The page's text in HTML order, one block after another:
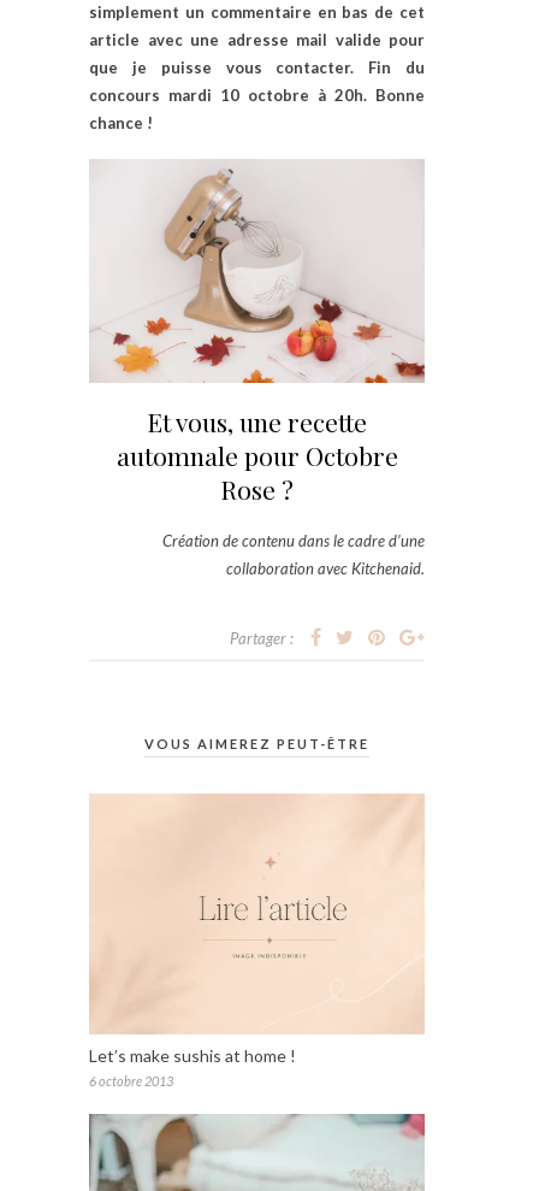
simplement un commentaire en bas de cet
article avec une adresse mail valide pour
que je puisse vous contacter. Fin du
concours mardi 10 octobre à 20h. Bonne
chance !
Et vous, une recette
automnale pour Octobre
Rose ?
Création de contenu dans le cadre d’une
collaboration avec Kitchenaid.
Partager :
VOUS AIMEREZ PEUT-ÊTRE
Let’s make sushis at home !
6 octobre 2013